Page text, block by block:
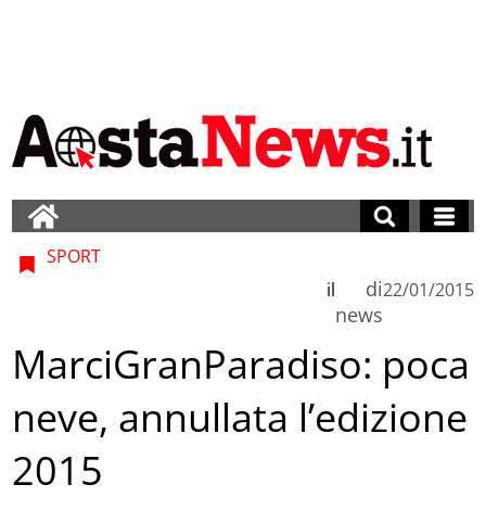
SPORT
di
news
il 22/01/2015
MarciGranParadiso: poca
neve, annullata l’edizione
2015